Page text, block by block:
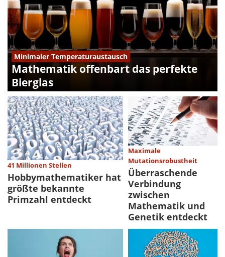
Minimaler Temperaturaustausch
Mathematik offenbart das perfekte
Bierglas
41 Millionen Stellen
Hobbymathematiker hat
größte bekannte
Primzahl entdeckt
Maximale
Mutationsrobustheit
Überraschende
Verbindung
zwischen
Mathematik und
Genetik entdeckt